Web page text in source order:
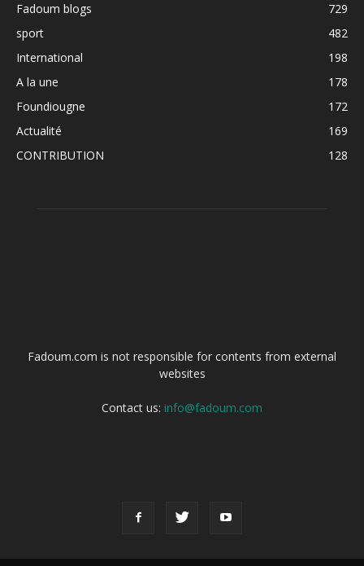
Fadoum blogs
729
sport
482
International
198
A la une
178
Foundiougne
172
Actualité
169
CONTRIBUTION
128
Fadoum.com is not responsible for contents from external
websites
Contact us: info@fadoum.com